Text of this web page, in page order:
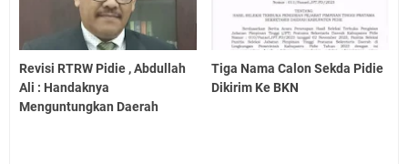
Revisi RTRW Pidie , Abdullah
Ali : Handaknya
Menguntungkan Daerah
Tiga Nama Calon Sekda Pidie
Dikirim Ke BKN